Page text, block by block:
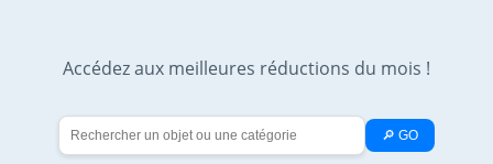
Accédez aux meilleures réductions du mois !
🔎 GO